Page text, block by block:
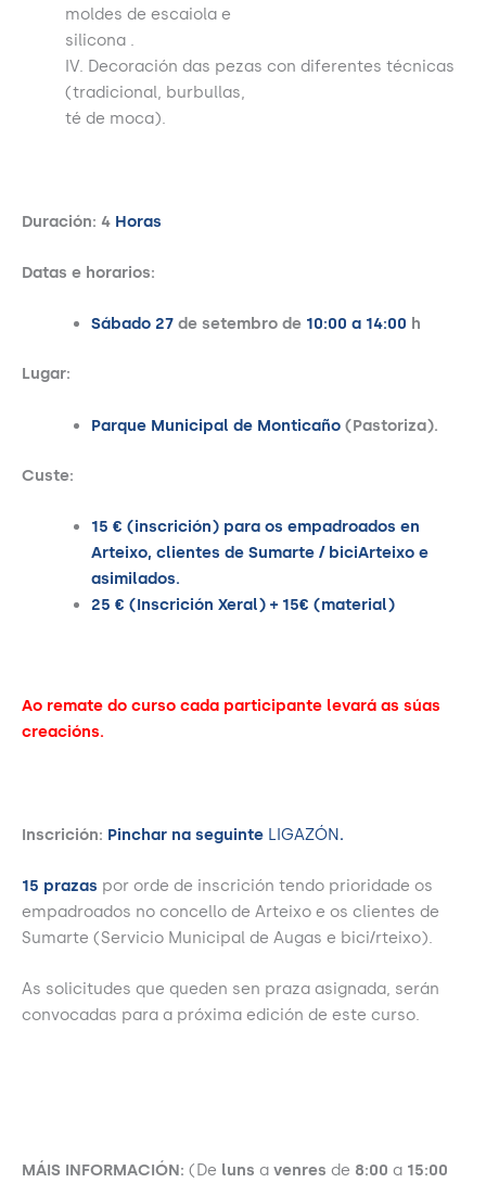
moldes de escaiola e
silicona .
IV. Decoración das pezas con diferentes técnicas
(tradicional, burbullas,
té de moca).
Duración: 4 Horas
Datas e horarios:
Sábado 27 de setembro de 10:00 a 14:00 h
Lugar:
Parque Municipal de Monticaño (Pastoriza).
Custe:
15 € (inscrición) para os empadroados en
Arteixo, clientes de Sumarte / biciArteixo e
asimilados.
25 € (Inscrición Xeral) + 15€ (material)
Ao remate do curso cada participante levará as súas
creacións.
Inscrición: Pinchar na seguinte LIGAZÓN.
15 prazas por orde de inscrición tendo prioridade os
empadroados no concello de Arteixo e os clientes de
Sumarte (Servicio Municipal de Augas e bici/rteixo).
As solicitudes que queden sen praza asignada, serán
convocadas para a próxima edición de este curso.
MÁIS INFORMACIÓN: (De luns a venres de 8:00 a 15:00